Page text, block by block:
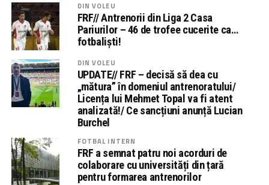
DIN VOLEU
FRF// Antrenorii din Liga 2 Casa
Pariurilor – 46 de trofee cucerite ca…
fotbaliști!
DIN VOLEU
UPDATE// FRF – decisă să dea cu
„mătura” în domeniul antrenoratului/
Licența lui Mehmet Topal va fi atent
analizată!/ Ce sancțiuni anunță Lucian
Burchel
FOTBAL INTERN
FRF a semnat patru noi acorduri de
colaborare cu universități din țară
pentru formarea antrenorilor